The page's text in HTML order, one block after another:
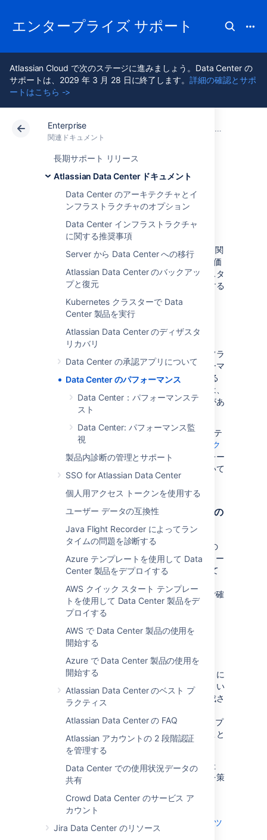
エンタープライズ サポート
Atlassian Cloud で次のステージに進みましょう。Data Center の
サポートは、2029 年 3 月 28 日に終了します。詳細の確認とサポ
ートはこちら ->
Enterprise
関連ドキュメント
長期サポート リリース
Atlassian Data Center ドキュメント
Data Center のアーキテクチャとイ
ンフラストラクチャのオプション
Data Center インフラストラクチャ
に関する推奨事項
Server から Data Center への移行
Atlassian Data Center のバックアッ
プと復元
Kubernetes クラスターで Data
Center 製品を実行
Atlassian Data Center のディザスタ
リカバリ
Data Center の承認アプリについて
Data Center のパフォーマンス
Data Center：パフォーマンステ
スト
Data Center: パフォーマンス監
視
製品内診断の管理とサポート
SSO for Atlassian Data Center
個人用アクセス トークンを使用する
ユーザー データの互換性
Java Flight Recorder によってラン
タイムの問題を診断する
Azure テンプレートを使用して Data
Center 製品をデプロイする
AWS クイック スタート テンプレー
トを使用して Data Center 製品をデ
プロイする
AWS で Data Center 製品の使用を
開始する
Azure で Data Center 製品の使用を
開始する
Atlassian Data Center のベスト プ
ラクティス
Atlassian Data Center の FAQ
Atlassian アカウントの 2 段階認証
を管理する
Data Center での使用状況データの
共有
Crowd Data Center のサービス ア
カウント
Jira Data Center のリソース
アトラシアン サポート 関連ドキュメント
Data Center 最新版
Data Center のパフ
ォーマンス
Data Center インスタンス
の監視の開始方法に関
するヒントをお探しですか? Data Center の評価
を行う方や既に 稼働している方向けに、インスタ
ンスのパフォーマンスの監視および管理に関する
ガイドを紹介します。
テスト
は、お使いのインフラ
ストラクチャが一般的な負荷で適切なパフォーマ
ンス レベルをサポートできるどうかを判断する
のに役立ちます。有益なテストを実行するには、
現実的な使用パターンと負荷を予測する必要があ
アトラシアンでは、社内のパフォーマンス テ
パフォーマンス テスト フレームワーク
の使用を終了しました。お客様は引き続きフレー
ムワークを使用できますが、結果の解釈について
のサポートを受けることはできません。
Jira Data Center パフォーマンスと拡張の
テスト
アトラシアンでは Jira の各リリースで、最新の
Jira バージョンを過去のものと比較するパフォー
マンスおよびスケーリング レポートを公開して
Jira パフォーマンスおよび拡張のテスト
」をご確
認ください。
監視
インスタンスを健康な状態に保つには、
定期的に監視する
必要があります。これを行うに
は、追跡するメトリックを把握し、重要なしきい
値に対してアラームを作成し、アラートが生成さ
れた場合に備えて計画を作成する必要がありま
す。これを正しく行うことで、Data Center アプ
リケーションを最適なレベルで実行し続けること
ができます。
デプロイメントはそれぞれ異なります。そのた
め、環境に合わせたパフォーマンス監視計画を策
Data Center の監視を開始する
Data Center アプリケーションの監視用ツ
ール